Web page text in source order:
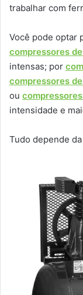
trabalhar com
Você pode optar
compressores
intensas; por
compressores
ou
intensidade e
Tudo depende